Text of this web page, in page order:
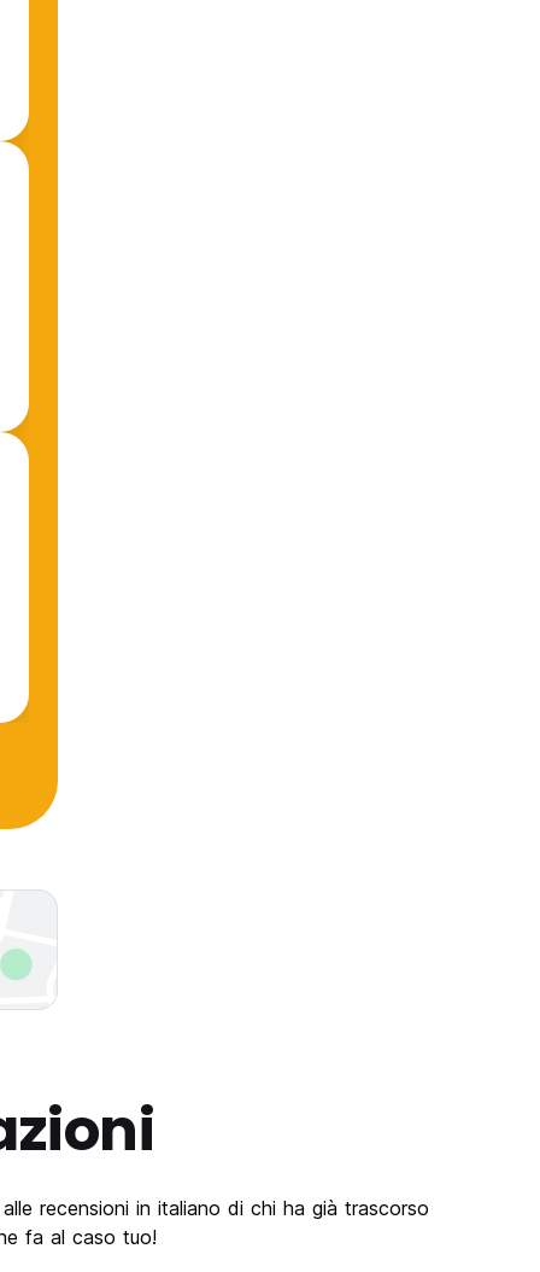
recensioni in italiano di chi ha già trascorso
fa al caso tuo!